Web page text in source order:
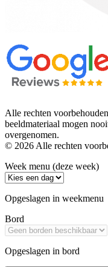
Alle rechten
beeldmateriaal mogen
overgenomen.
© 2026 Alle rechten
Week menu (deze week)
Opgeslagen in weekmenu
Bord
Opgeslagen in bord